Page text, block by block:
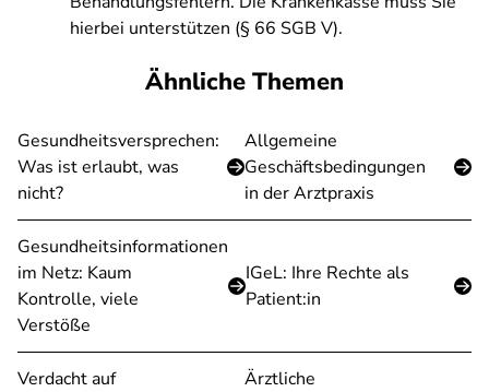
hierbei unterstützen (§ 66 SGB V).
Ähnliche Themen
Gesundheitsversprechen:
Was ist erlaubt, was
nicht?
Allgemeine
Geschäftsbedingungen
in der Arztpraxis
Gesundheitsinformationen
im Netz: Kaum
Kontrolle, viele
Verstöße
IGeL: Ihre Rechte als
Patient:in
Verdacht auf
Ärztliche